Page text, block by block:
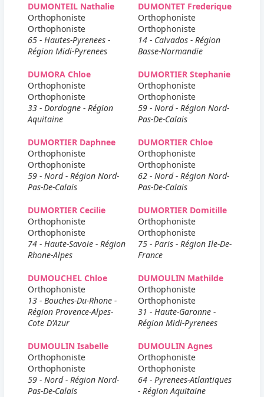
DUMONTEIL Nathalie
Orthophoniste
Orthophoniste
65 - Hautes-Pyrenees -
Région Midi-Pyrenees
DUMONTET Frederique
Orthophoniste
Orthophoniste
14 - Calvados - Région
Basse-Normandie
DUMORA Chloe
Orthophoniste
Orthophoniste
33 - Dordogne - Région
Aquitaine
DUMORTIER Stephanie
Orthophoniste
Orthophoniste
59 - Nord - Région Nord-
Pas-De-Calais
DUMORTIER Daphnee
Orthophoniste
Orthophoniste
59 - Nord - Région Nord-
Pas-De-Calais
DUMORTIER Chloe
Orthophoniste
Orthophoniste
62 - Nord - Région Nord-
Pas-De-Calais
DUMORTIER Cecilie
Orthophoniste
Orthophoniste
74 - Haute-Savoie - Région
Rhone-Alpes
DUMORTIER Domitille
Orthophoniste
Orthophoniste
75 - Paris - Région Ile-De-
France
DUMOUCHEL Chloe
Orthophoniste
13 - Bouches-Du-Rhone -
Région Provence-Alpes-
Cote D'Azur
DUMOULIN Mathilde
Orthophoniste
Orthophoniste
31 - Haute-Garonne -
Région Midi-Pyrenees
DUMOULIN Isabelle
Orthophoniste
Orthophoniste
59 - Nord - Région Nord-
Pas-De-Calais
DUMOULIN Agnes
Orthophoniste
Orthophoniste
64 - Pyrenees-Atlantiques
- Région Aquitaine